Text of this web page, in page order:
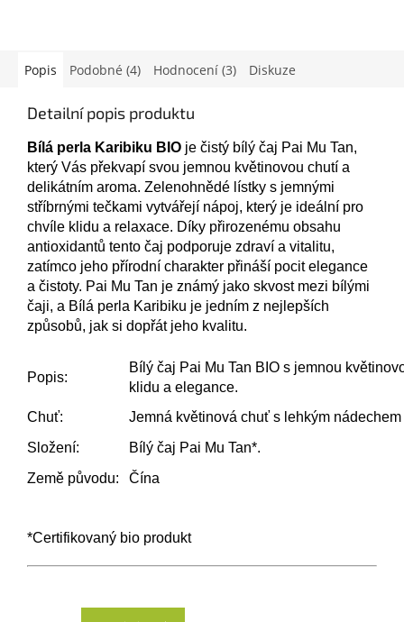
Popis Podobné (4) Hodnocení (3) Diskuze
Detailní popis produktu
Bílá perla Karibiku BIO je čistý bílý čaj Pai Mu Tan,
který Vás překvapí svou jemnou květinovou chutí a
delikátním aroma. Zelenohnědé lístky s jemnými
stříbrnými tečkami vytvářejí nápoj, který je ideální pro
chvíle klidu a relaxace. Díky přirozenému obsahu
antioxidantů tento čaj podporuje zdraví a vitalitu,
zatímco jeho přírodní charakter přináší pocit elegance
a čistoty. Pai Mu Tan je známý jako skvost mezi bílými
čaji, a Bílá perla Karibiku je jedním z nejlepších
způsobů, jak si dopřát jeho kvalitu.
Popis:
Bílý čaj Pai Mu Tan BIO s jemnou
klidu a elegance.
Chuť:
Jemná květinová chuť s lehkým
Složení:
Bílý čaj Pai Mu Tan*.
Země původu:
Čína
*Certifikovaný bio produkt